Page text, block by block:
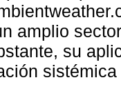
amplio
su